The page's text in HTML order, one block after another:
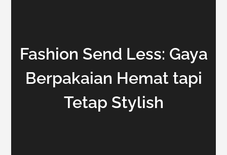
Fashion Send Less: Gaya
Berpakaian Hemat tapi
Tetap Stylish